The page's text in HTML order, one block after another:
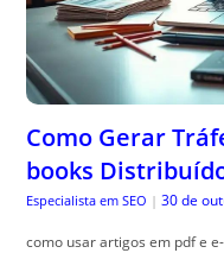
Como Gerar
books
Especialista em SEO | 30 de
como usar artigos em pdf e